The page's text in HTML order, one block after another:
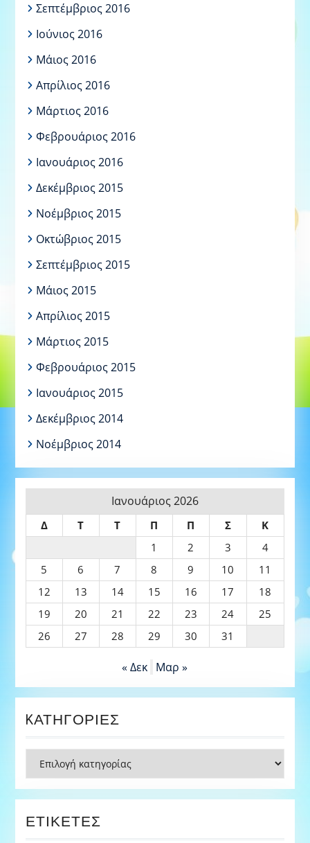
Σεπτέμβριος 2016
Ιούνιος 2016
Μάιος 2016
Απρίλιος 2016
Μάρτιος 2016
Φεβρουάριος 2016
Ιανουάριος 2016
Δεκέμβριος 2015
Νοέμβριος 2015
Οκτώβριος 2015
Σεπτέμβριος 2015
Μάιος 2015
Απρίλιος 2015
Μάρτιος 2015
Φεβρουάριος 2015
Ιανουάριος 2015
Δεκέμβριος 2014
Νοέμβριος 2014
Ιανουάριος 2026
Δ Τ Τ Π Π Σ
Κ
1
2 3
4
5
6 7 8 9 10
11
12
13 14 15 16 17
18
19
20 21 22 23 24
25
26
27 28 29 30 31
« Δεκ Μαρ »
KΑΤΗΓΟΡΊΕΣ
Kατηγορίες
ΕΤΙΚΈΤΕΣ